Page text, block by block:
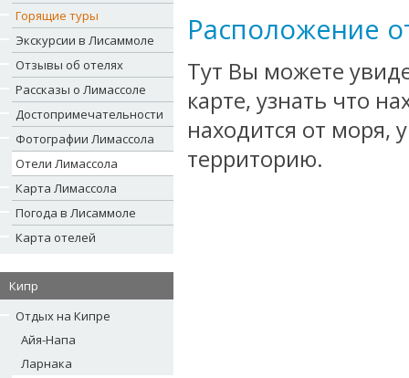
Горящие туры
Экскурсии в Лисаммоле
Отзывы об отелях
Рассказы о Лимассоле
Достопримечательности
Фотографии Лимассола
Отели Лимассола
Карта Лимассола
Погода в Лисаммоле
Карта отелей
Кипр
Отдых на Кипре
Айя-Напа
Ларнака
Расположение
Тут Вы можете
карте, узнать что
находится от моря,
территорию.